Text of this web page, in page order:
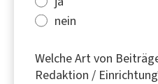
nein
Welche Art von
Redaktion /